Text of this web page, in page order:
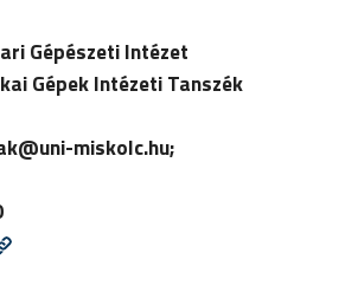
Gépészeti Intézet
Gépek Intézeti Tanszék
@uni-miskolc.hu;